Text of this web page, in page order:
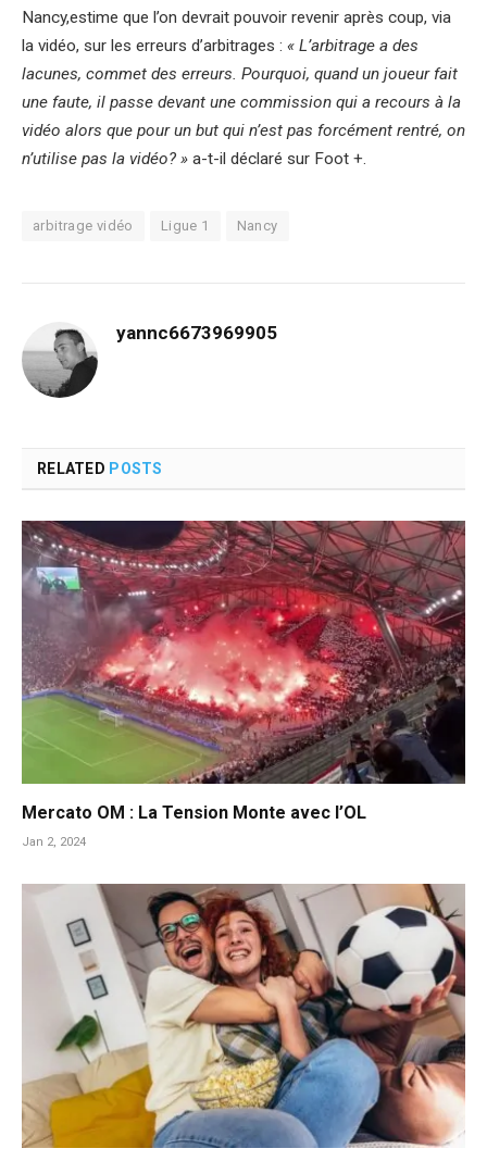
Nancy,estime que l’on devrait pouvoir revenir après coup, via
la vidéo, sur les erreurs d’arbitrages : « L’arbitrage a des
lacunes, commet des erreurs. Pourquoi, quand un joueur fait
une faute, il passe devant une commission qui a recours à la
vidéo alors que pour un but qui n’est pas forcément rentré, on
n’utilise pas la vidéo? » a-t-il déclaré sur Foot +.
arbitrage vidéo Ligue 1 Nancy
yannc6673969905
RELATED POSTS
Mercato OM : La Tension Monte avec l’OL
Jan 2, 2024